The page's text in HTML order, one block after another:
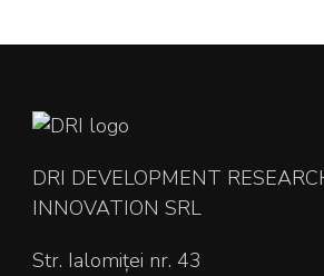
DRI DEVELOPMENT
INNOVATION SRL
Str. Ialomiței nr. 43